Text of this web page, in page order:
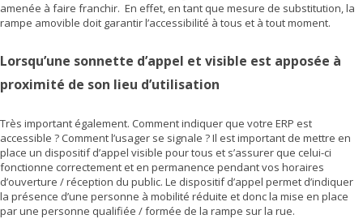
amenée à faire franchir. En effet, en tant que mesure de substitution, la
rampe amovible doit garantir l’accessibilité à tous et à tout moment.
Lorsqu’une sonnette d’appel et visible est apposée à
proximité de son lieu d’utilisation
Très important également. Comment indiquer que votre ERP est
accessible ? Comment l’usager se signale ? Il est important de mettre en
place un dispositif d’appel visible pour tous et s’assurer que celui-ci
fonctionne correctement et en permanence pendant vos horaires
d’ouverture / réception du public. Le dispositif d’appel permet d’indiquer
la présence d’une personne à mobilité réduite et donc la mise en place
par une personne qualifiée / formée de la rampe sur la rue.